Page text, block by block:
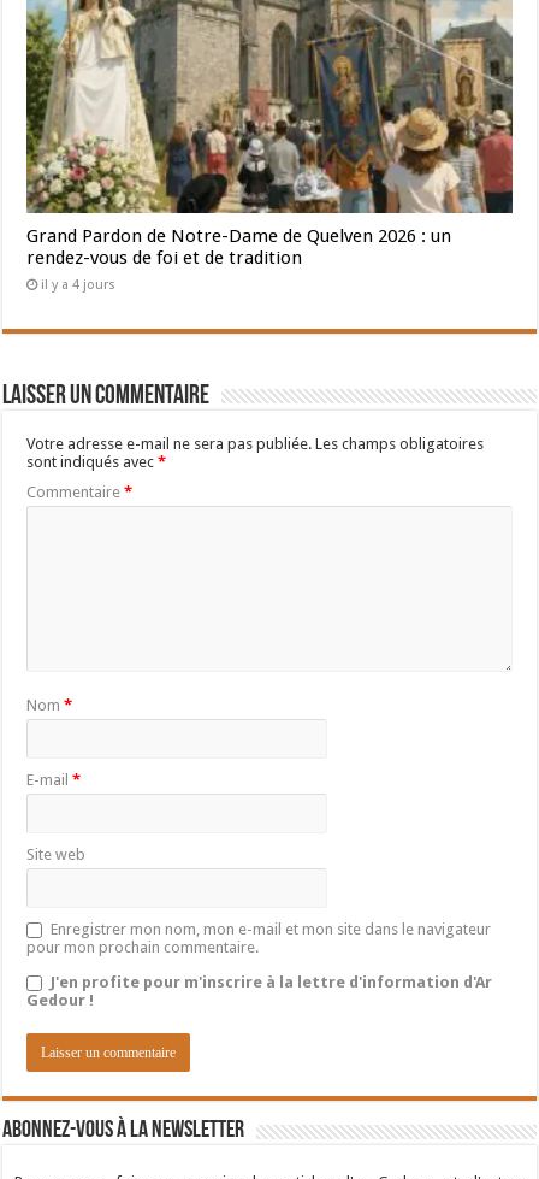
Grand Pardon de Notre-Dame de Quelven 2026 : un
rendez-vous de foi et de tradition
il y a 4 jours
Laisser un commentaire
Votre adresse e-mail ne sera pas publiée. Les champs obligatoires
sont indiqués avec*
Commentaire*
Nom*
E-mail*
Site web
Enregistrer mon nom, mon e-mail et mon site dans le navigateur
pour mon prochain commentaire.
J'en profite pour m'inscrire à la lettre d'information d'Ar
Gedour !
Abonnez-vous à la newsletter